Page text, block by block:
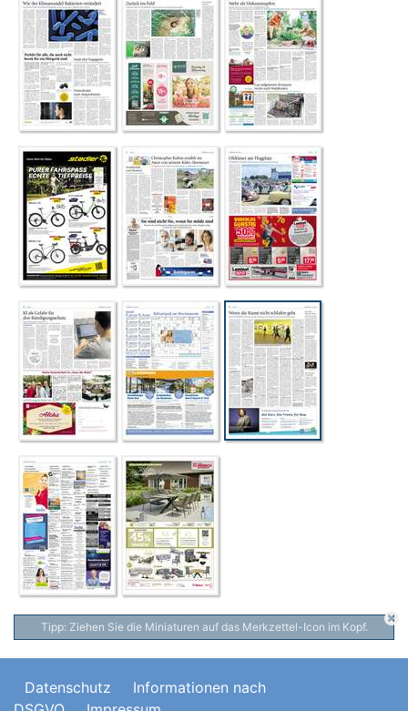
Tipp: Ziehen Sie die Miniaturen auf das Merkzettel-Icon im Kopf.
Datenschutz
Informationen nach